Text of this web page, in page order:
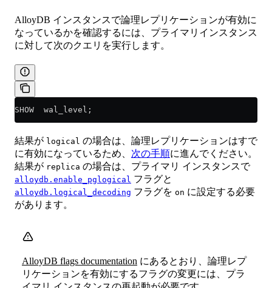
AlloyDB インスタンスで論理レプリケーションが有効に
なっているかを確認するには、プライマリインスタンス
に対して次のクエリを実行します。
SHOW  wal_level;
結果が logical の場合は、論理レプリケーションはすで
に有効になっているため、 次の手順に進んでください。
結果が replica の場合は、プライマリ インスタンスで
alloydb.enable_pglogical フラグと
alloydb.logical_decoding フラグを on に設定する必要
があります。
AlloyDB flags documentation にあるとおり、論理レプ
リケーションを有効にするフラグの変更には、プラ